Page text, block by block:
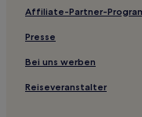
Xiuwu Hotels
Bo’ai Hotels
Hotels nahe Gelber
Hotels nahe Ehemalige
Affiliate-Partner-
Presse
Bei uns werben
Reiseveranstalter